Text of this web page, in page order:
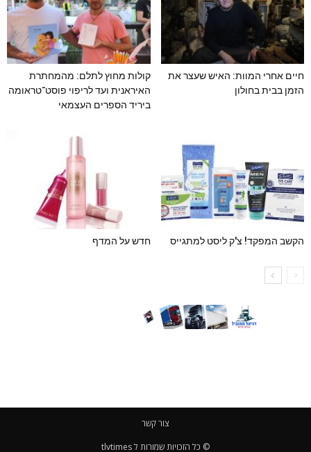
חיים אחרי המוות: האיש שעצר את
הזמן בבית בחולון
קולות מחוץ לתלם: מהמחתרת
האיראנית ועד לריפוי פוסט־טראומה
ביריד הספרים העצמאי
הקשב המפקד! צ'ק ליסט למתגייס חדש על המדף
צור קשר
© כל הזכויות שמורות ל tlvtimes